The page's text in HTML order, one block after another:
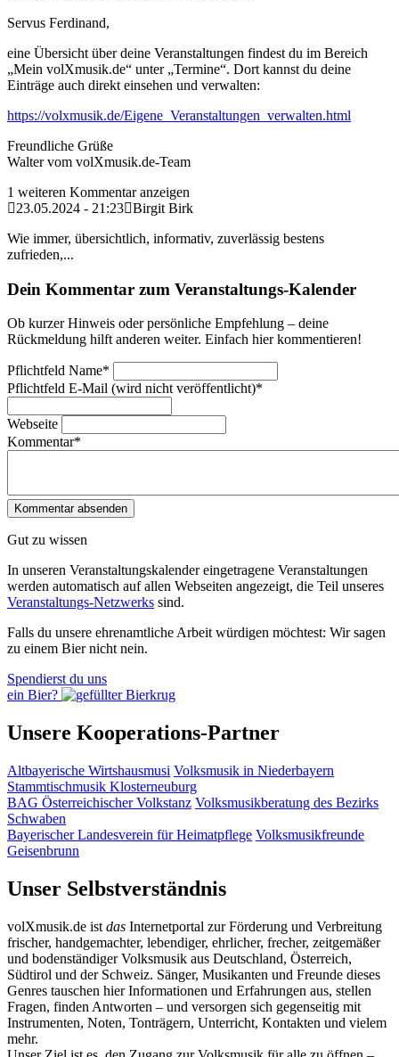
Servus Ferdinand,
eine Übersicht über deine Veranstaltungen findest du im Bereich
„Mein volXmusik.de“ unter „Termine“. Dort kannst du deine
Einträge auch direkt einsehen und verwalten:
https://volxmusik.de/Eigene_Veranstaltungen_verwalten.html
Freundliche Grüße
Walter vom volXmusik.de-Team
1 weiteren Kommentar anzeigen
23.05.2024 - 21:23 Birgit Birk
Wie immer, übersichtlich, informativ, zuverlässig bestens
zufrieden,...
Dein Kommentar zum Veranstaltungs-Kalender
Ob kurzer Hinweis oder persönliche Empfehlung – deine
Rückmeldung hilft anderen weiter. Einfach hier kommentieren!
Pflichtfeld Name*
Pflichtfeld E-Mail (wird nicht veröffentlicht)*
Webseite
Kommentar*
Gut zu wissen
In unseren Veranstaltungskalender eingetragene Veranstaltungen
werden automatisch auf allen Webseiten angezeigt, die Teil unseres
Veranstaltungs-Netzwerks sind.
Falls du unsere ehrenamtliche Arbeit würdigen möchtest: Wir sagen
zu einem Bier nicht nein.
Spendierst du uns
ein Bier?
Unsere Kooperations-Partner
Altbayerische Wirtshausmusi Volksmusik in Niederbayern
Stammtischmusik Klosterneuburg
BAG Österreichischer Volkstanz Volksmusikberatung des Bezirks
Schwaben
Bayerischer Landesverein für Heimatpflege Volksmusikfreunde
Geisenbrunn
Unser Selbstverständnis
volXmusik.de ist das Internetportal zur Förderung und Verbreitung
frischer, handgemachter, lebendiger, ehrlicher, frecher, zeitgemäßer
und bodenständiger Volksmusik aus Deutschland, Österreich,
Südtirol und der Schweiz. Sänger, Musikanten und Freunde dieses
Genres tauschen hier Informationen und Erfahrungen aus, stellen
Fragen, finden Antworten – und versorgen sich gegenseitig mit
Instrumenten, Noten, Tonträgern, Unterricht, Kontakten und vielem
mehr.